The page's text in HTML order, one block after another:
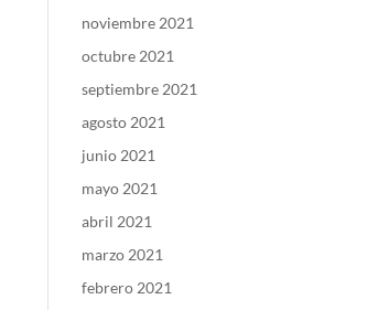
noviembre 2021
octubre 2021
septiembre 2021
agosto 2021
junio 2021
mayo 2021
abril 2021
marzo 2021
febrero 2021